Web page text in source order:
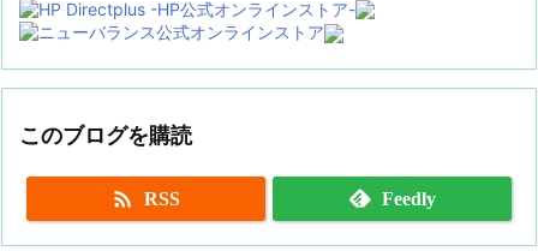
このブログを購読
 RSS Feedly